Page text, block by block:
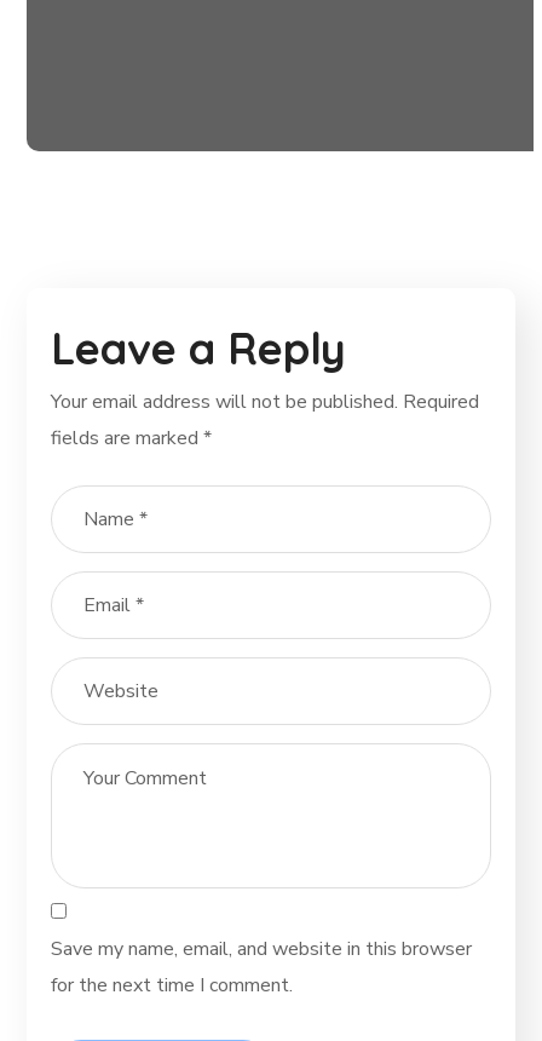
Leave a Reply
Your email address will not be published. Required
fields are marked*
Save my name, email, and website in this browser
for the next time I comment.